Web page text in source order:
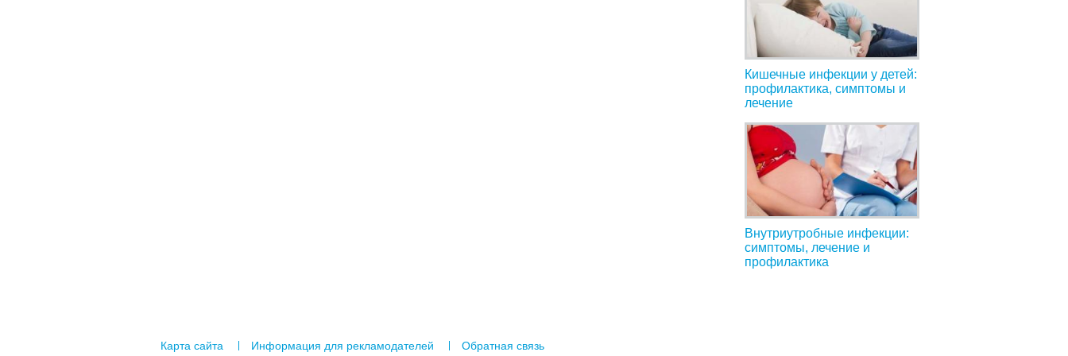
Кишечные инфекции у детей:
профилактика, симптомы и
лечение
Внутриутробные инфекции:
симптомы, лечение и
профилактика
Карта сайта Информация для рекламодателей Обратная связь